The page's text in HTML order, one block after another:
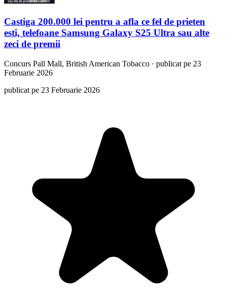
Castiga 200.000 lei pentru a afla ce fel de prieten
esti, telefoane Samsung Galaxy S25 Ultra sau alte
zeci de premii
Concurs Pall Mall, British American Tobacco · publicat pe 23
Februarie 2026
publicat pe 23 Februarie 2026